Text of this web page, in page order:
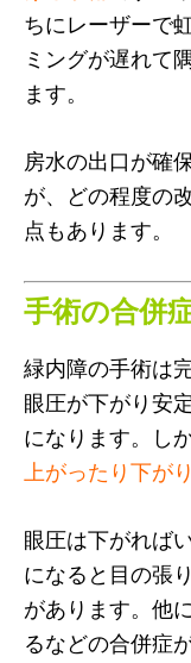
ちにレーザーで
ミングが遅れて
ます。
房水の出口が確
が、どの程度の
点もあります。
手術の合併
緑内障の手術は
眼圧が下がり安
になります。し
上がったり下が
眼圧は下がれば
になると目の張
があります。他
るなどの合併症